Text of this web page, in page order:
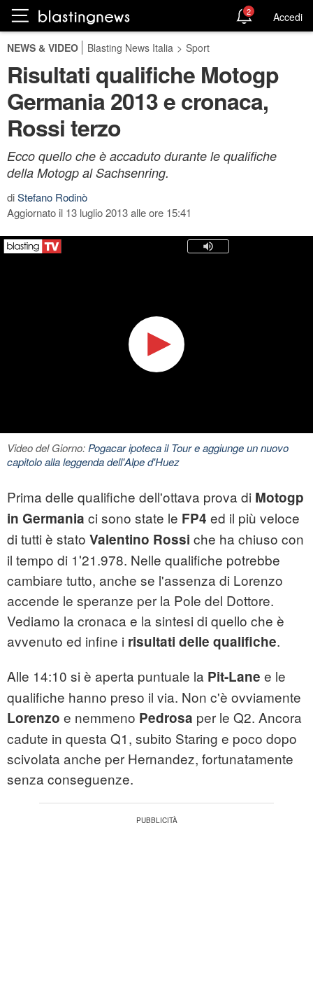
2 Accedi
NEWS & VIDEO Blasting News Italia > Sport
Risultati qualifiche Motogp
Germania 2013 e cronaca,
Rossi terzo
Ecco quello che è accaduto durante le qualifiche
della Motogp al Sachsenring.
diStefano Rodinò
Aggiornato il 13 luglio 2013 alle ore 15:41
Video del Giorno: Pogacar ipoteca il Tour e aggiunge un nuovo
capitolo alla leggenda dell'Alpe d'Huez
Prima delle qualifiche dell'ottava prova di Motogp
in Germania ci sono state le FP4 ed il più veloce
di tutti è stato Valentino Rossi che ha chiuso con
il tempo di 1′21.978. Nelle qualifiche potrebbe
cambiare tutto, anche se l'assenza di Lorenzo
accende le speranze per la Pole del Dottore.
Vediamo la cronaca e la sintesi di quello che è
avvenuto ed infine i risultati delle qualifiche.
Alle 14:10 si è aperta puntuale la Pit-Lane e le
qualifiche hanno preso il via. Non c'è ovviamente
Lorenzo e nemmeno Pedrosa per le Q2. Ancora
cadute in questa Q1, subito Staring e poco dopo
scivolata anche per Hernandez, fortunatamente
senza conseguenze.